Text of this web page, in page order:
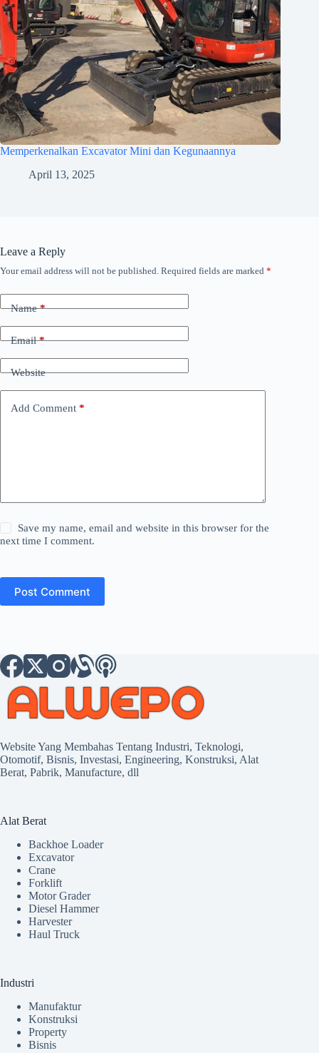
Memperkenalkan Excavator Mini dan Kegunaannya
April 13, 2025
Leave a Reply
Your email address will not be published. Required fields are marked *
Name*
Email*
Website
Add Comment *
Save my name, email and website in this browser for the
next time I comment.
Post Comment
Website Yang Membahas Tentang Industri, Teknologi,
Otomotif, Bisnis, Investasi, Engineering, Konstruksi, Alat
Berat, Pabrik, Manufacture, dll
Alat Berat
Backhoe Loader
Excavator
Crane
Forklift
Motor Grader
Diesel Hammer
Harvester
Haul Truck
Industri
Manufaktur
Konstruksi
Property
Bisnis